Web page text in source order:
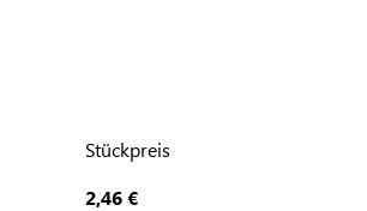
Stückpreis
2,46 €